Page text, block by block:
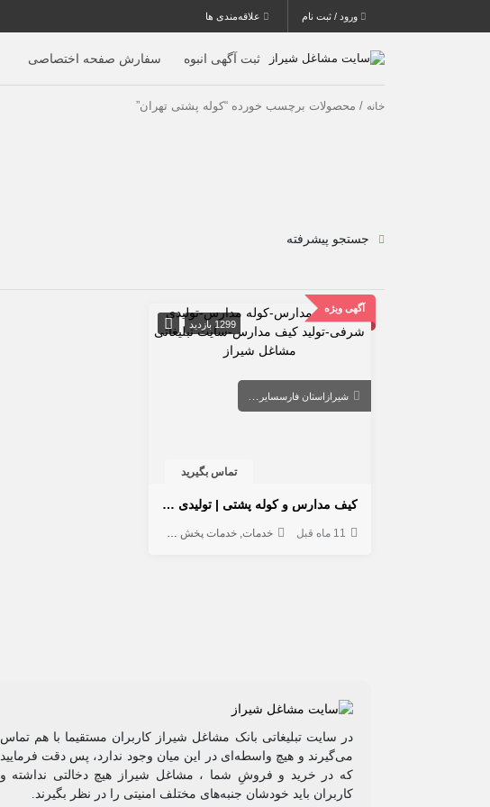
ورود / ثبت نام علاقه‌مندی ها
ثبت آگهی انبوه سفارش صفحه اختصاصی
خانه / محصولات برچسب خورده “کوله پشتی تهران”
جستجو پیشرفته
آگهی ویژه
1299 بازدید
شیراز استان فارسسایر شهرها
تماس بگیرید
کیف مدارس و کوله پشتی | تولیدی کوله پشتی مدرسه
11 ماه قبل خدمات خدمات پخش و توزیع
در سایت تبلیغاتی بانک مشاغل شیراز کاربران مستقیما با هم تماس
می‌گیرند و هیچ واسطه‌ای در این میان وجود ندارد، پس دقت فرمایید
که در خرید و فروشِ شما ، مشاغل شیراز هیچ دخالتی نداشته و
کاربران باید خودشان جنبه‌های مختلف امنیتی را در نظر بگیرند.